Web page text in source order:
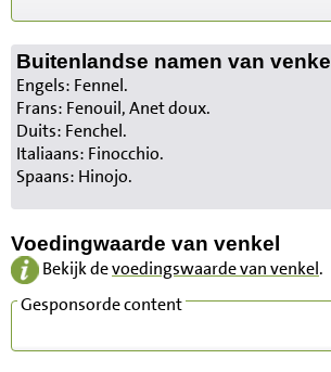
Buitenlandse namen van venkel
Engels: Fennel.
Frans: Fenouil, Anet doux.
Duits: Fenchel.
Italiaans: Finocchio.
Spaans: Hinojo.
Voedingwaarde van venkel
Bekijk devoedingswaarde van venkel.
Gesponsorde content